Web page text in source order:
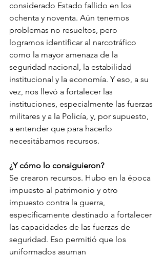
considerado Estado fallido en los
ochenta y noventa. Aún tenemos
problemas no resueltos, pero
logramos identificar al narcotráfico
como la mayor amenaza de la
seguridad nacional, la estabilidad
institucional y la economía. Y eso, a su
vez, nos llevó a fortalecer las
instituciones, especialmente las fuerzas
militares y a la Policía, y, por supuesto,
a entender que para hacerlo
necesitábamos recursos.
¿Y cómo lo consiguieron?
Se crearon recursos. Hubo en la época
impuesto al patrimonio y otro
impuesto contra la guerra,
específicamente destinado a fortalecer
las capacidades de las fuerzas de
seguridad. Eso permitió que los
uniformados asuman